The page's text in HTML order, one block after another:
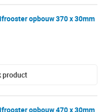
opbouw 370 x 30mm
product
opbouw 470 x 30mm